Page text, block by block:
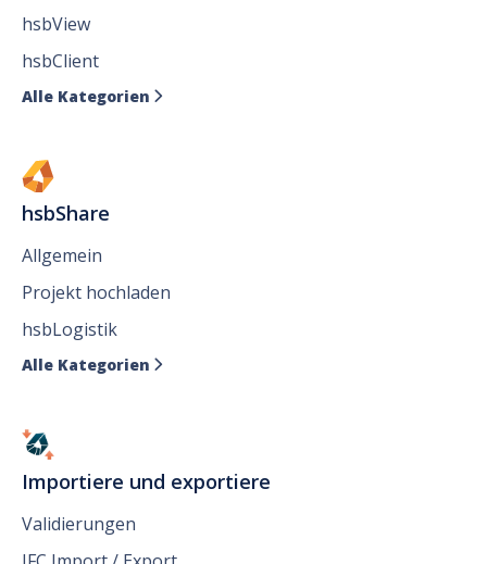
hsbView
hsbClient
Alle Kategorien 
hsbShare
Allgemein
Projekt hochladen
hsbLogistik
Alle Kategorien 
Importiere und exportiere
Validierungen